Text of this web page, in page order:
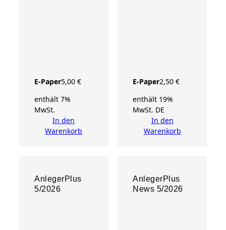
E-Paper5,00 €
enthält 7%
MwSt.
In den
Warenkorb
E-Paper2,50€
enthält 19%
MwSt. DE
In den
Warenkorb
AnlegerPlus
5/2026
AnlegerPlus
News 5/2026